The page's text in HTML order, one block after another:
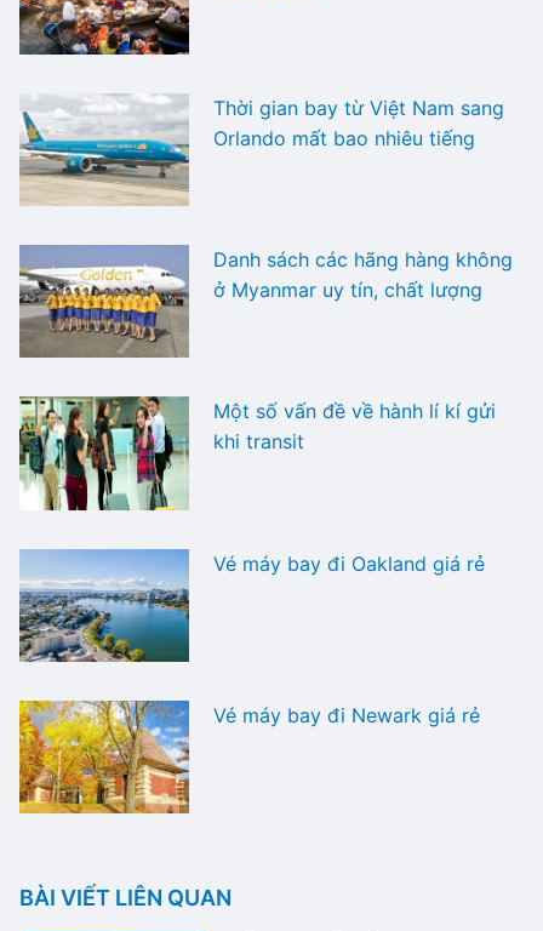
Thời gian bay từ Việt Nam sang
Orlando mất bao nhiêu tiếng
Danh sách các hãng hàng không
ở Myanmar uy tín, chất lượng
Một số vấn đề về hành lí kí gửi
khi transit
Vé máy bay đi Oakland giá rẻ
Vé máy bay đi Newark giá rẻ
BÀI VIẾT LIÊN QUAN